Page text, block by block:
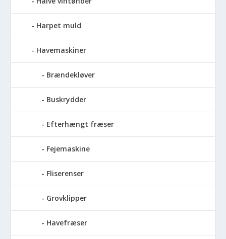
Harpet muld
Havemaskiner
Brændekløver
Buskrydder
Efterhængt fræser
Fejemaskine
Fliserenser
Grovklipper
Havefræser